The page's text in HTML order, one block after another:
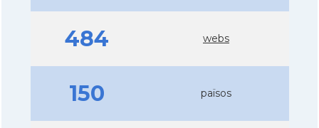
484 webs
150 països